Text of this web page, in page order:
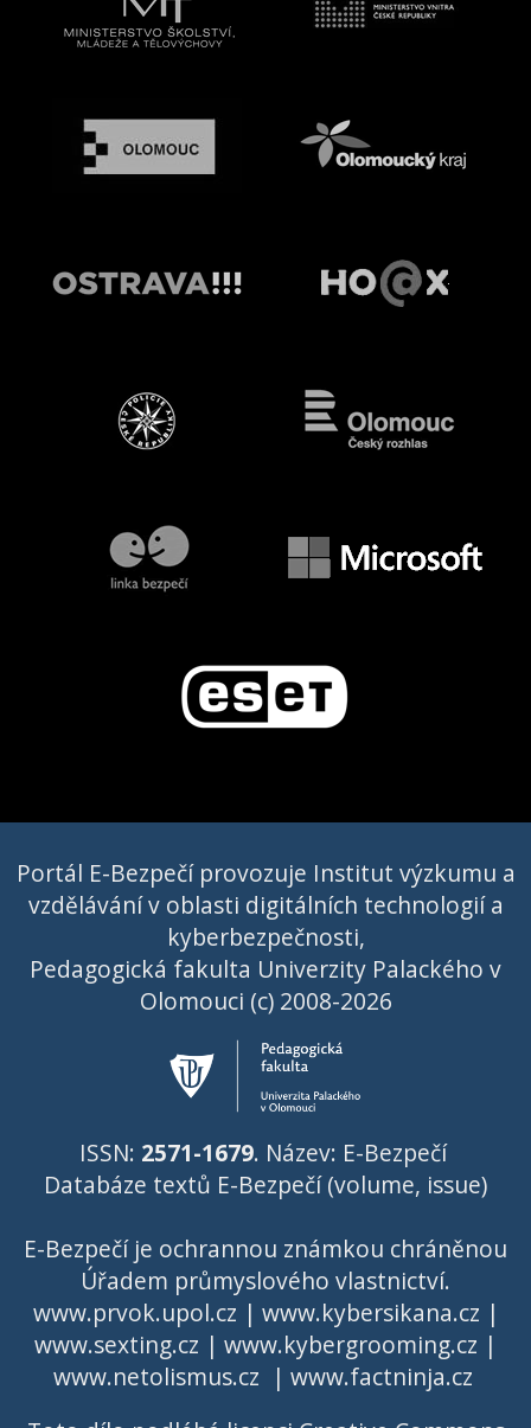
Portál E-Bezpečí provozuje Institut výzkumu a
vzdělávání v oblasti digitálních technologií a
kyberbezpečnosti,
Pedagogická fakulta Univerzity Palackého v
Olomouci (c) 2008-2026
ISSN: 2571-1679. Název: E-Bezpečí
Databáze textů E-Bezpečí (volume, issue)
E-Bezpečí je ochrannou známkou chráněnou
Úřadem průmyslového vlastnictví.
www.prvok.upol.cz | www.kybersikana.cz |
www.sexting.cz | www.kybergrooming.cz |
www.netolismus.cz | www.factninja.cz